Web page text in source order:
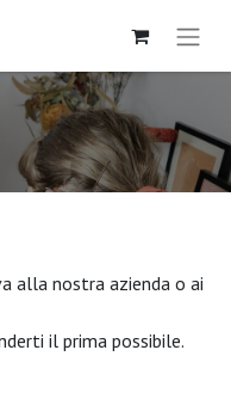
alla nostra azienda o ai
il prima possibile.